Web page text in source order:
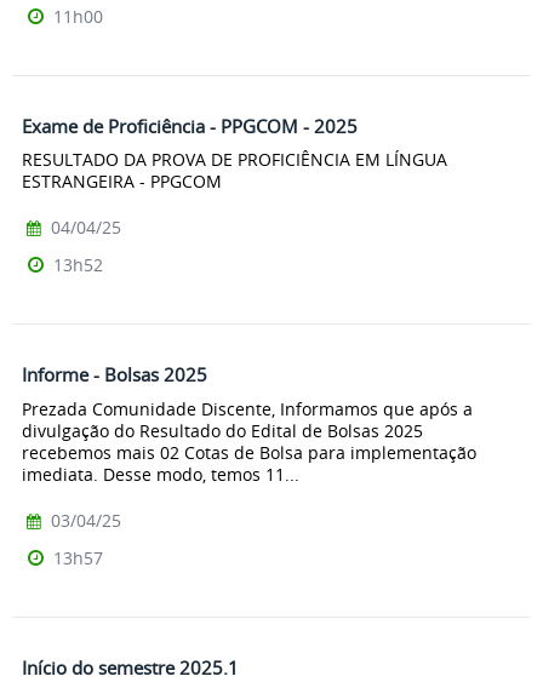
11h00
Exame de Proficiência - PPGCOM - 2025
RESULTADO DA PROVA DE PROFICIÊNCIA EM LÍNGUA
ESTRANGEIRA - PPGCOM
04/04/25
13h52
Informe - Bolsas 2025
Prezada Comunidade Discente, Informamos que após a
divulgação do Resultado do Edital de Bolsas 2025
recebemos mais 02 Cotas de Bolsa para implementação
imediata. Desse modo, temos 11...
03/04/25
13h57
Início do semestre 2025.1